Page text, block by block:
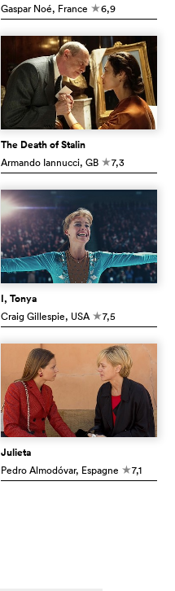
Gaspar Noé, France c6,9
The Death of Stalin
Armando Iannucci, GB c7,3
I, Tonya
Craig Gillespie, USA c7,5
Julieta
Pedro Almodóvar, Espagne c7,1